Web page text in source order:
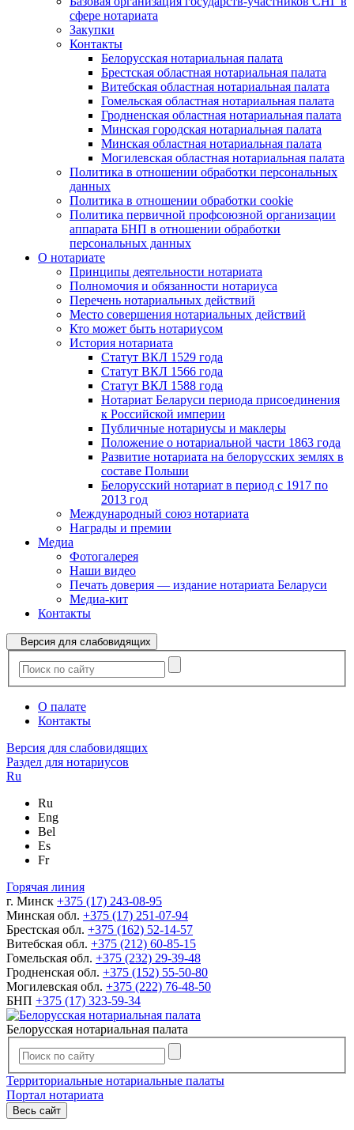
сфере нотариата
Закупки
Контакты
Белорусская нотариальная палата
Брестская областная нотариальная палата
Витебская областная нотариальная палата
Гомельская областная нотариальная палата
Гродненская областная нотариальная палата
Минская городская нотариальная палата
Минская областная нотариальная палата
Могилевская областная нотариальная палата
Политика в отношении обработки персональных
данных
Политика в отношении обработки cookie
Политика первичной профсоюзной организации
аппарата БНП в отношении обработки
персональных данных
О нотариате
Принципы деятельности нотариата
Полномочия и обязанности нотариуса
Перечень нотариальных действий
Место совершения нотариальных действий
Кто может быть нотариусом
История нотариата
Статут ВКЛ 1529 года
Статут ВКЛ 1566 года
Статут ВКЛ 1588 года
Нотариат Беларуси периода присоединения
к Российской империи
Публичные нотариусы и маклеры
Положение о нотариальной части 1863 года
Развитие нотариата на белорусских землях в
составе Польши
Белорусский нотариат в период с 1917 по
2013 год
Международный союз нотариата
Награды и премии
Медиа
Фотогалерея
Наши видео
Печать доверия — издание нотариата Беларуси
Медиа-кит
Контакты
Версия для слабовидящих
О палате
Контакты
Версия для слабовидящих
Раздел для нотариусов
Ru
Ru
Eng
Bel
Es
Fr
Горячая линия
г. Минск +375 (17) 243-08-95
Минская обл. +375 (17) 251-07-94
Брестская обл. +375 (162) 52-14-57
Витебская обл. +375 (212) 60-85-15
Гомельская обл. +375 (232) 29-39-48
Гродненская обл. +375 (152) 55-50-80
Могилевская обл. +375 (222) 76-48-50
БНП +375 (17) 323-59-34
Белорусская нотариальная палата
Территориальные нотариальные палаты
Портал нотариата
Весь сайт